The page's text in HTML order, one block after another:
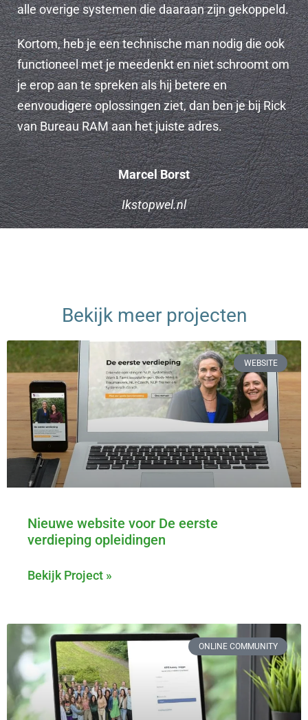
alle overige systemen die daaraan zijn gekoppeld.
Kortom, heb je een technische man nodig die ook
functioneel met je meedenkt en niet schroomt om
je erop aan te spreken als hij betere en
eenvoudigere oplossingen ziet, dan ben je bij Rick
van Bureau RAM aan het juiste adres.
Marcel Borst
Ikstopwel.nl
Bekijk meer projecten
WEBSITE
Nieuwe website voor De eerste
verdieping opleidingen
Bekijk Project »
ONLINE COMMUNITY